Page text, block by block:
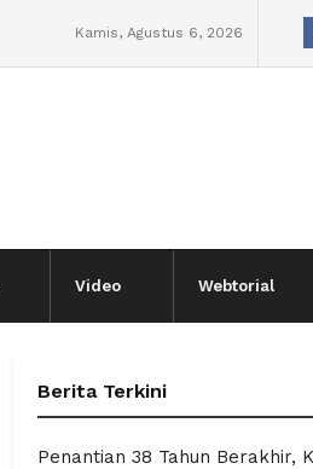
Kamis, Agustus 6, 2026
Video Webtorial
Berita Terkini
Penantian 38 Tahun Berakhir,